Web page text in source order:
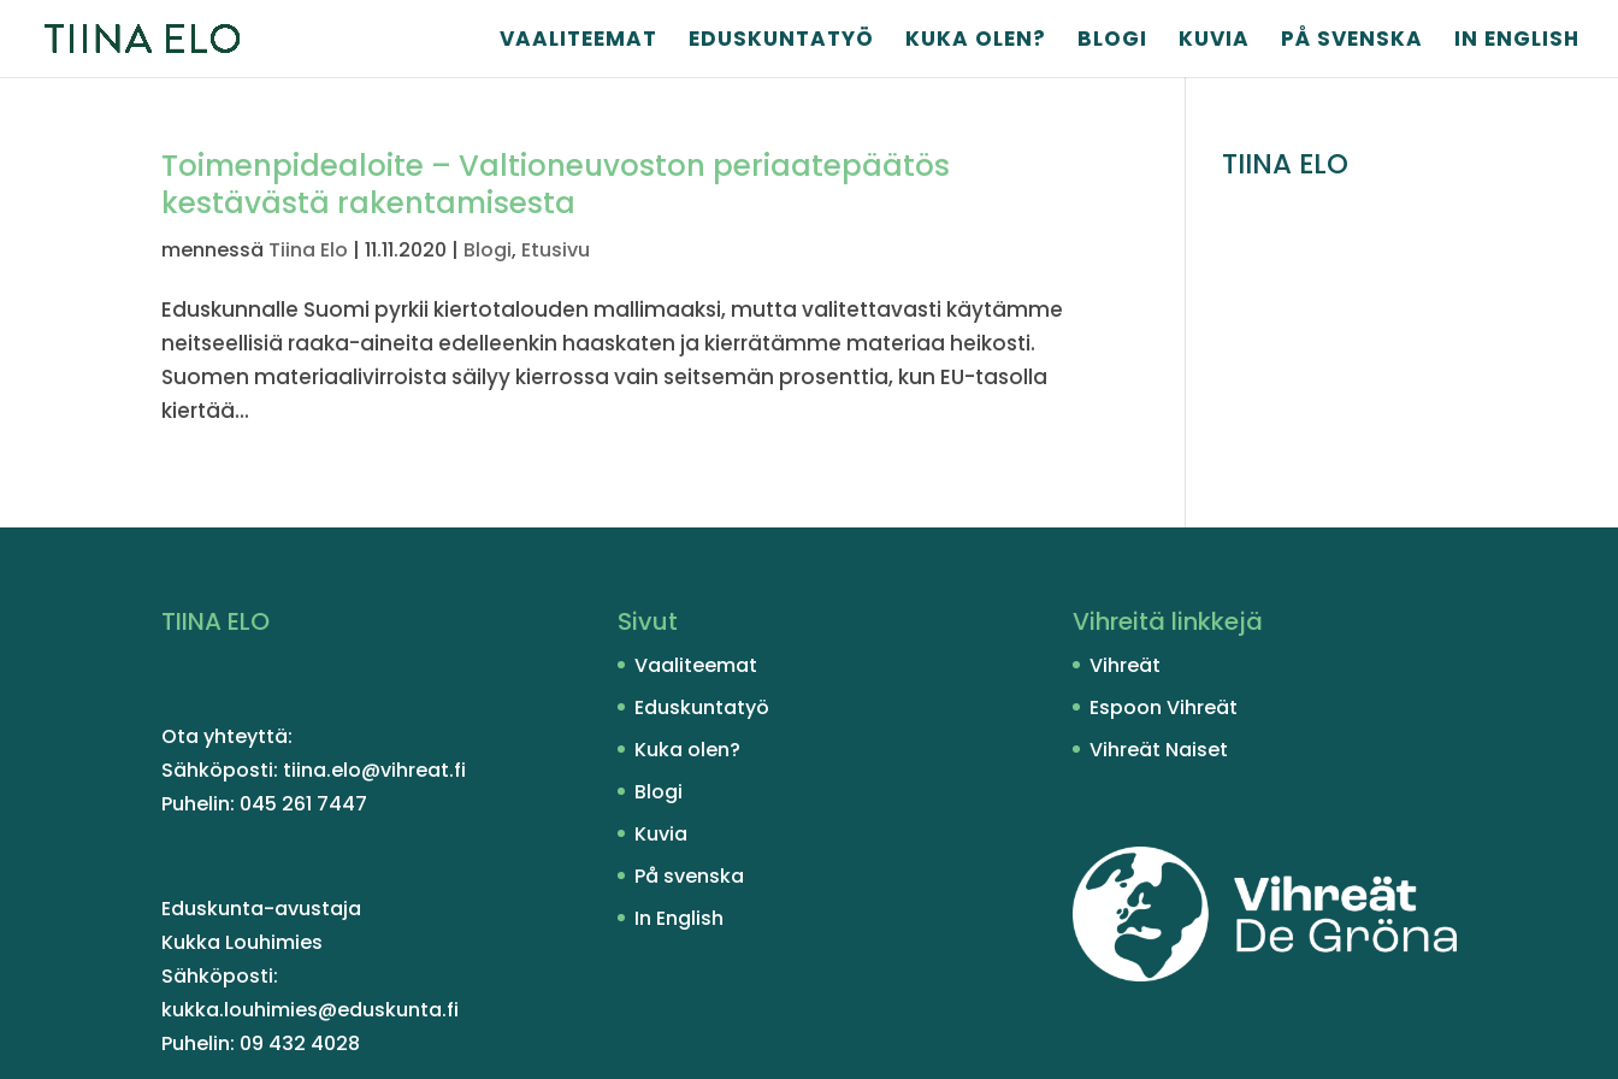
VAALITEEMAT EDUSKUNTATYÖ KUKA OLEN? BLOGI KUVIA PÅ SVENSKA IN ENGLISH
Toimenpi­dea­loite – Valtioneu­voston periaate­päätös
kestävästä rakenta­mi­sesta
mennessä Tiina Elo |11.11.2020 | Blogi, Etusivu
Eduskun­nalle Suomi pyrkii kiertotalouden mallimaaksi, mutta valitettavasti käytämme
neitseellisiä raaka-aineita edelleenkin haaskaten ja kierrätämme materiaa heikosti.
Suomen materiaalivirroista säilyy kierrossa vain seitsemän prosenttia, kun EU-tasolla
kiertää...
TIINA ELO
TIINA ELO
Ota yhteyttä:
Sähköposti: tiina.elo@vihreat.fi
Puhelin: 045 261 7447
Eduskunta-avustaja
Kukka Louhimies
Sähköposti:
kukka.louhimies@eduskunta.fi
Puhelin: 09 432 4028
Sivut
Vaaliteemat
Eduskuntatyö
Kuka olen?
Blogi
Kuvia
På svenska
In English
Vihreitä linkkejä
Vihreät
Espoon Vihreät
Vihreät Naiset